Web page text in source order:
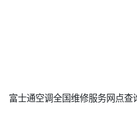
富士通空调全国维修服务网点